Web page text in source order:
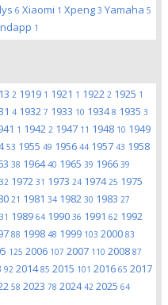
6 Xiaomi 1 Xpeng 3 Yamaha 5
1
2 1919 1 1921 1 1922 2 1925 1
4 1932 7 1933 10 19348 1935 3
1 1942 2 1947 11 1948 10 1949
53 1955 49 1956 44 1957 43 1958
38 196440 1965 39 1966 39
32 1972 31 1973 24 197425 1975
21 1981 34 1982 30 1983 27
31 1989 64 1990 36 1991 62 1992
88 1998 48 1999 103 2000 83
125 2006 107 2007 110 2008 87
92 201485 2015 101 2016 65 2017
58 2023 78 202442 2025 64